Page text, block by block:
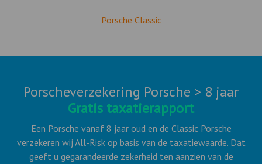
Porsche Classic
Porscheverzekering Porsche > 8 jaar
Gratis taxatierapport
Een Porsche vanaf 8 jaar oud en de Classic Porsche
verzekeren wij All-Risk op basis van de taxatiewaarde. Dat
geeft u gegarandeerde zekerheid ten aanzien van de